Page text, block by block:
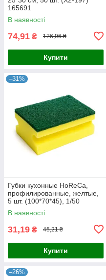
165691
В наявності
74,91 ₴ 126,96 ₴
Купити
–31%
Губки кухонные HoReCa,
профилированные, желтые,
5 шт. (100*70*45), 1/50
В наявності
31,19 ₴ 45,21 ₴
Купити
–26%